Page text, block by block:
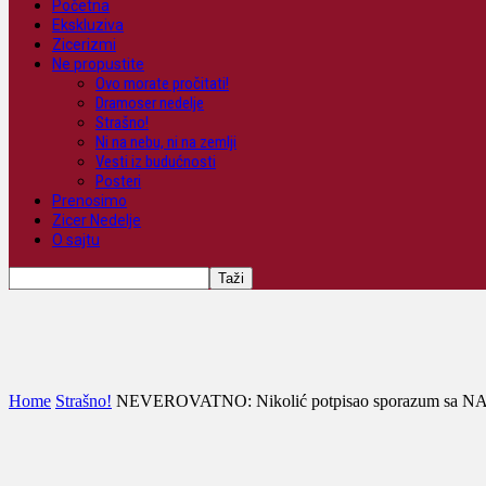
Početna
Ekskluziva
Zicerizmi
Ne propustite
Ovo morate pročitati!
Dramoser nedelje
Strašno!
Ni na nebu, ni na zemlji
Vesti iz budućnosti
Posteri
Prenosimo
Zicer Nedelje
O sajtu
Home Strašno! NEVEROVATNO: Nikolić potpisao sporazum sa